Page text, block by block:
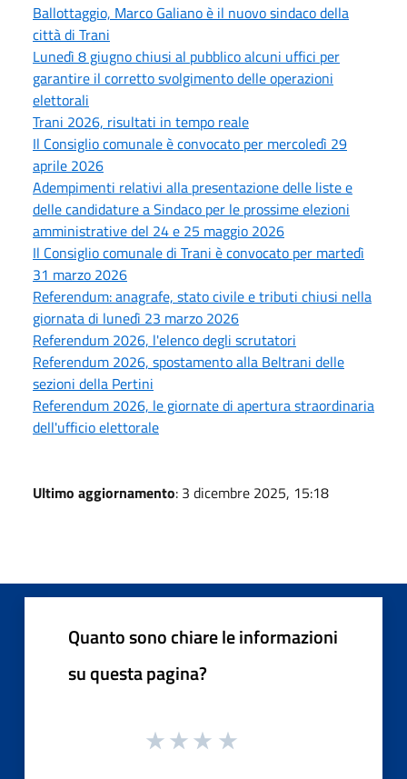
Ballottaggio, Marco Galiano è il nuovo sindaco della
città di Trani
Lunedì 8 giugno chiusi al pubblico alcuni uffici per
garantire il corretto svolgimento delle operazioni
elettorali
Trani 2026, risultati in tempo reale
Il Consiglio comunale è convocato per mercoledì 29
aprile 2026
Adempimenti relativi alla presentazione delle liste e
delle candidature a Sindaco per le prossime elezioni
amministrative del 24 e 25 maggio 2026
Il Consiglio comunale di Trani è convocato per martedì
31 marzo 2026
Referendum: anagrafe, stato civile e tributi chiusi nella
giornata di lunedì 23 marzo 2026
Referendum 2026, l'elenco degli scrutatori
Referendum 2026, spostamento alla Beltrani delle
sezioni della Pertini
Referendum 2026, le giornate di apertura straordinaria
dell'ufficio elettorale
Ultimo aggiornamento: 3 dicembre 2025, 15:18
Quanto sono chiare le informazioni
su questa pagina?